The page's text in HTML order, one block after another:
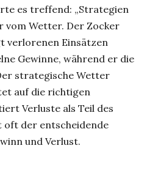
es treffend: „Strategien
vom Wetter. Der Zocker
verlorenen Einsätzen
Gewinne, während er die
strategische Wetter
auf die richtigen
Verluste als Teil des
oft der entscheidende
und Verlust.